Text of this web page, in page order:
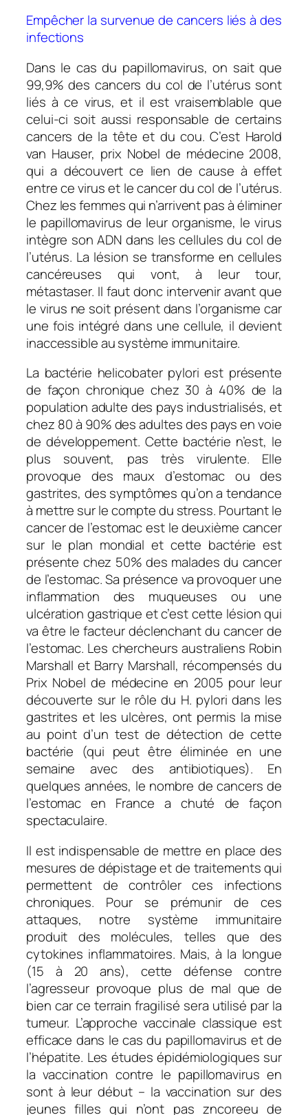
Empêcher la survenue de cancers liés à des
infections
Dans le cas du papillomavirus, on sait que
99,9% des cancers du col de l’utérus sont
liés à ce virus, et il est vraisemblable que
celui-ci soit aussi responsable de certains
cancers de la tête et du cou. C’est Harold
van Hauser, prix Nobel de médecine 2008,
qui a découvert ce lien de cause à effet
entre ce virus et le cancer du col de l’utérus.
Chez les femmes qui n’arrivent pas à éliminer
le papillomavirus de leur organisme, le virus
intègre son ADN dans les cellules du col de
l’utérus. La lésion se transforme en cellules
cancéreuses qui vont, à leur tour,
métastaser. Il faut donc intervenir avant que
le virus ne soit présent dans l’organisme car
une fois intégré dans une cellule, il devient
inaccessible au système immunitaire.
La bactérie helicobater pylori est présente
de façon chronique chez 30 à 40% de la
population adulte des pays industrialisés, et
chez 80 à 90% des adultes des pays en voie
de développement. Cette bactérie n’est, le
plus souvent, pas très virulente. Elle
provoque des maux d’estomac ou des
gastrites, des symptômes qu’on a tendance
à mettre sur le compte du stress. Pourtant le
cancer de l’estomac est le deuxième cancer
sur le plan mondial et cette bactérie est
présente chez 50% des malades du cancer
de l’estomac. Sa présence va provoquer une
inflammation des muqueuses ou une
ulcération gastrique et c’est cette lésion qui
va être le facteur déclenchant du cancer de
l’estomac. Les chercheurs australiens Robin
Marshall et Barry Marshall, récompensés du
Prix Nobel de médecine en 2005 pour leur
découverte sur le rôle du H. pylori dans les
gastrites et les ulcères, ont permis la mise
au point d’un test de détection de cette
bactérie (qui peut être éliminée en une
semaine avec des antibiotiques). En
quelques années, le nombre de cancers de
l’estomac en France a chuté de façon
spectaculaire.
Il est indispensable de mettre en place des
mesures de dépistage et de traitements qui
permettent de contrôler ces infections
chroniques. Pour se prémunir de ces
attaques, notre système immunitaire
produit des molécules, telles que des
cytokines inflammatoires. Mais, à la longue
(15 à 20 ans), cette défense contre
l’agresseur provoque plus de mal que de
bien car ce terrain fragilisé sera utilisé par la
tumeur. L’approche vaccinale classique est
efficace dans le cas du papillomavirus et de
l’hépatite. Les études épidémiologiques sur
la vaccination contre le papillomavirus en
sont à leur début – la vaccination sur des
jeunes filles qui n’ont pas zncoreeu de